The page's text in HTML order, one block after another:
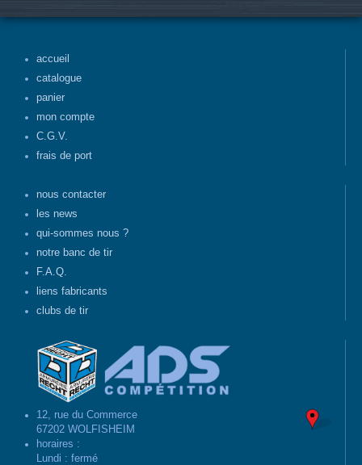
accueil
catalogue
panier
mon compte
C.G.V.
frais de port
nous contacter
les news
qui-sommes nous ?
notre banc de tir
F.A.Q.
liens fabricants
clubs de tir
12, rue du Commerce
67202 WOLFISHEIM
horaires :
Lundi : fermé